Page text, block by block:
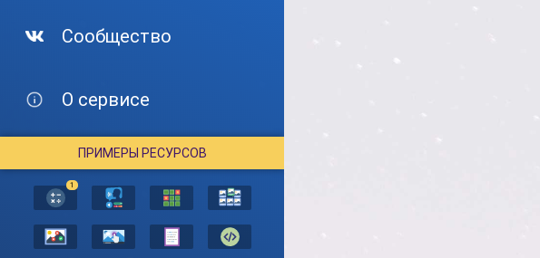
Сообщество
О сервисе
ПРИМЕРЫ РЕСУРСОВ
1